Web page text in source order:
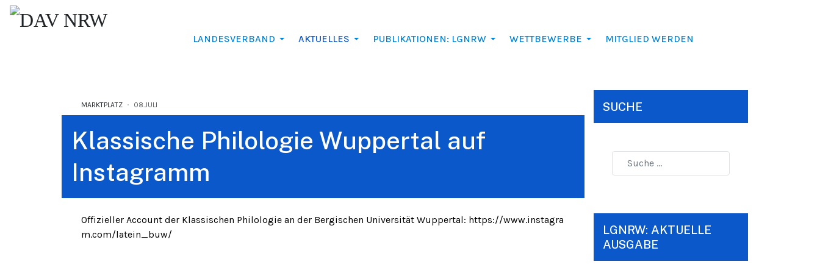
LANDESVERBAND AKTUELLES PUBLIKATIONEN: LGNRW WETTBEWERBE MITGLIED WERDEN
MARKTPLATZ 08.JULI
Klassische Philologie Wuppertal auf
Instagramm
Offizieller Account der Klassischen Philologie an der Bergischen Universität Wuppertal: https://www.instagra
m.com/latein_buw/
SUCHE
LGNRW: AKTUELLE
AUSGABE